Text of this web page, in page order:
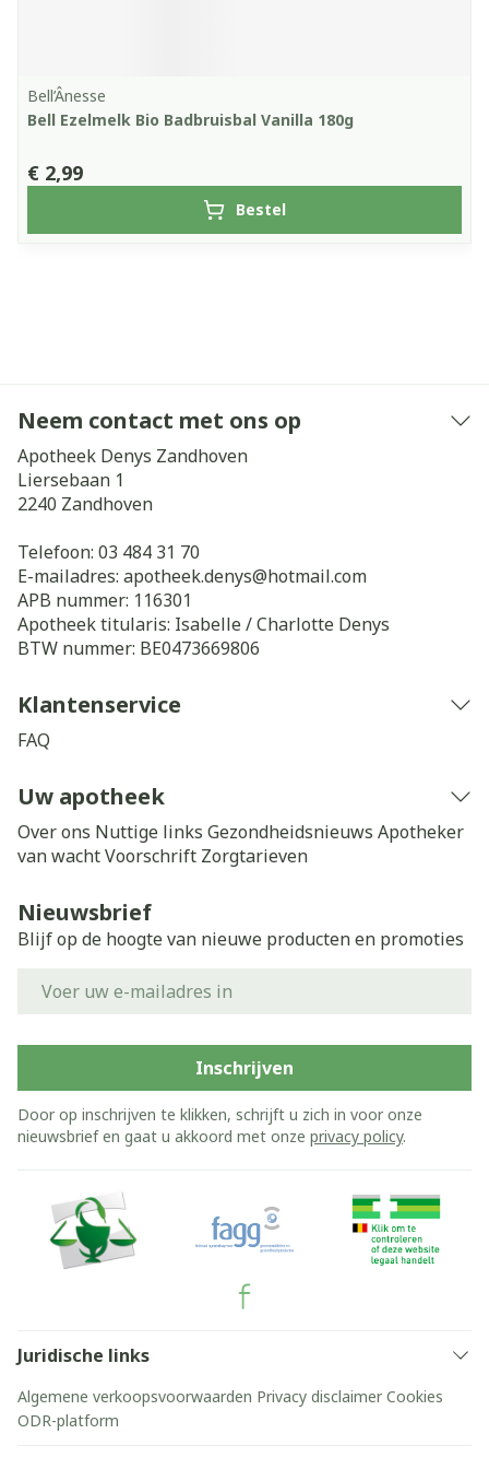
Bell’Ânesse
Bell Ezelmelk Bio Badbruisbal Vanilla 180g
€ 2,99
Bestel
Neem contact met ons op
Apotheek Denys Zandhoven
Liersebaan 1
2240 Zandhoven
Telefoon: 03 484 31 70
E-mailadres: apotheek.denys@hotmail.com
APB nummer: 116301
Apotheek titularis: Isabelle / Charlotte Denys
BTW nummer: BE0473669806
Klantenservice
FAQ
Uw apotheek
Over ons Nuttige links Gezondheidsnieuws Apotheker
van wachtVoorschrift Zorgtarieven
Nieuwsbrief
Blijf op de hoogte van nieuwe producten en promoties
Inschrijven
Door op inschrijven te klikken, schrijft u zich in voor onze
nieuwsbrief en gaat u akkoord met onze privacy policy.
Juridische links
Algemene verkoopsvoorwaarden Privacy disclaimer Cookies
ODR-platform